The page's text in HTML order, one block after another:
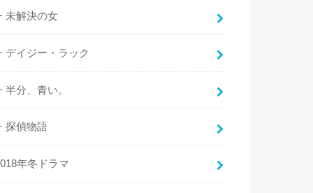
未解決の女
デイジー・ラック
半分、青い。
探偵物語
年冬ドラマ